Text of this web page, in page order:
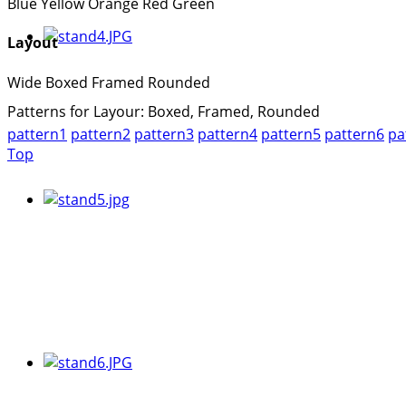
Layout
Wide Boxed Framed Rounded
Patterns for Layour: Boxed, Framed, Rounded
pattern1 pattern2 pattern3 pattern4 pattern5 pattern6
Top